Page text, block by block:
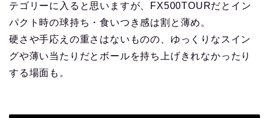
テゴリーに入ると思いますが、FX500TOURだとイン
パクト時の球持ち・食いつき感は割と薄め。
硬さや手応えの重さはないものの、ゆっくりなスイン
グや薄い当たりだとボールを持ち上げきれなかったり
する場面も。